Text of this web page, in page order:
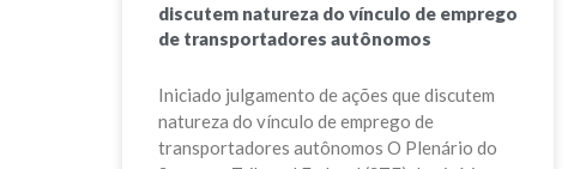
discutem natureza do vínculo de emprego
de transportadores autônomos
Iniciado julgamento de ações que discutem
natureza do vínculo de emprego de
transportadores autônomos O Plenário do